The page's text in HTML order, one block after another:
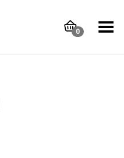
0
Toggle Menu